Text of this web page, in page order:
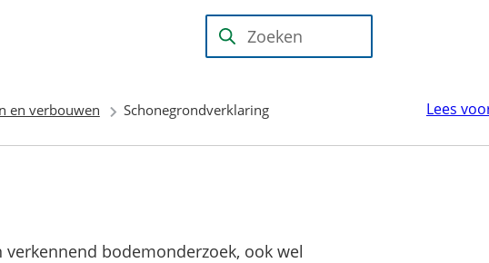
externe
Zoeken
en verbouwen Schonegrondverklaring Lees
verkennend bodemonderzoek, ook wel